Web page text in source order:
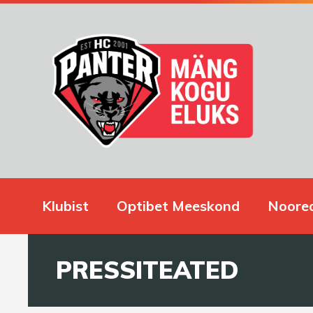
Klubist Optibet Meeskond
PRESSITEATED